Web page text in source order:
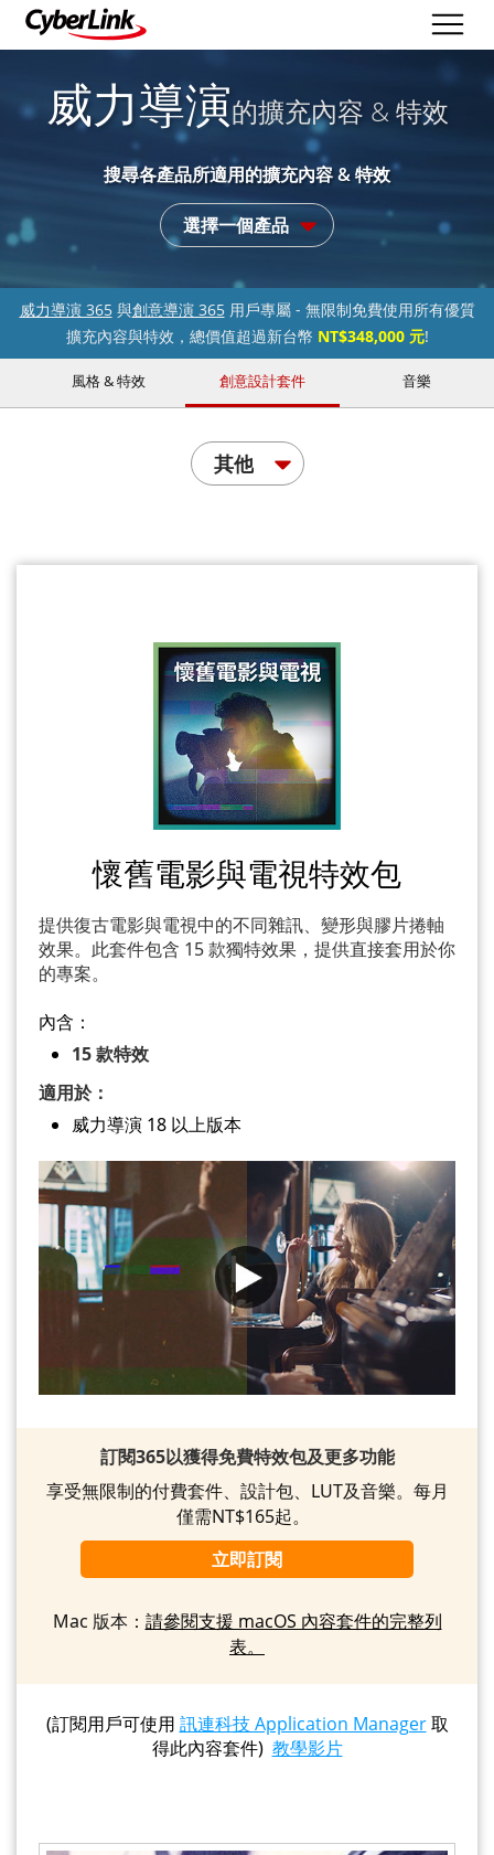
威力導演的擴充內容 & 特效
搜尋各產品所適用的擴充內容 & 特效
選擇一個產品
威力導演 365與創意導演 365用戶專屬 - 無限制免費使用所有優質
擴充內容與特效，總價值超過新台幣 NT$348,000 元!
風格 & 特效 創意設計套件 音樂
其他
懷舊電影與電視特效包
提供復古電影與電視中的不同雜訊、變形與膠片捲軸
效果。此套件包含 15 款獨特效果，提供直接套用於你
的專案。
內含：
15 款特效
適用於：
威力導演 18 以上版本
訂閱365以獲得免費特效包及更多功能
享受無限制的付費套件、設計包、LUT及音樂。每月
僅需NT$165起。
立即訂閱
Mac 版本： 請參閱支援 macOS 內容套件的完整列
表。
(訂閱用戶可使用 訊連科技 Application Manager取
得此內容套件) 教學影片